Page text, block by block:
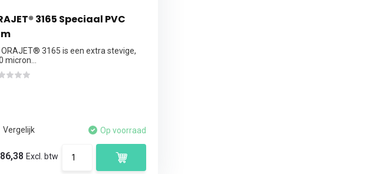
3165 Speciaal PVC
ORAJET® 3165 is een extra stevige,
micron...
Vergelijk Op voorraad
Excl. btw